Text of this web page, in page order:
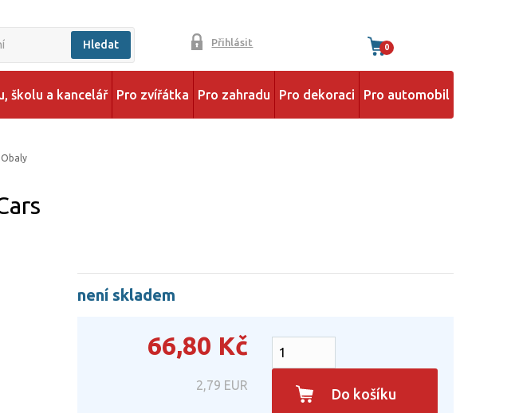
Hledat Přihlásit 0
školu a kancelář Pro zvířátka Pro zahradu Pro dekoraci Pro automobil
není skladem
66,80 Kč
2,79 EUR
Do košíku